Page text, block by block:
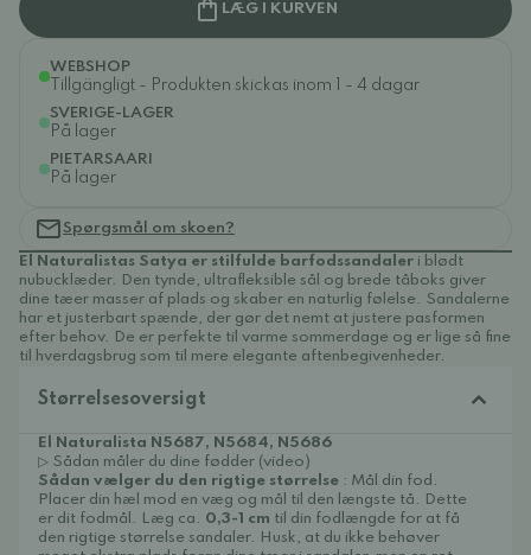
LÆG I KURVEN
WEBSHOP
Tillgängligt - Produkten skickas inom 1 - 4 dagar
SVERIGE-LAGER
På lager
PIETARSAARI
På lager
Spørgsmål om skoen?
El Naturalistas Satya er stilfulde barfodssandaler i blødt
nubucklæder. Den tynde, ultrafleksible sål og brede tåboks giver
dine tæer masser af plads og skaber en naturlig følelse. Sandalerne
har et justerbart spænde, der gør det nemt at justere pasformen
efter behov. De er perfekte til varme sommerdage og er lige så fine
til hverdagsbrug som til mere elegante aftenbegivenheder.
Størrelsesoversigt
El Naturalista N5687, N5684, N5686
▷ Sådan måler du dine fødder (video)
Sådan vælger du den rigtige størrelse : Mål din fod.
Placer din hæl mod en væg og mål til den længste tå. Dette
er dit fodmål. Læg ca. 0,3-1 cm til din fodlængde for at få
den rigtige størrelse sandaler. Husk, at du ikke behøver